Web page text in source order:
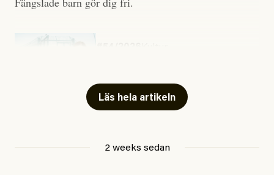
Läs hela artikeln
2 weeks sedan